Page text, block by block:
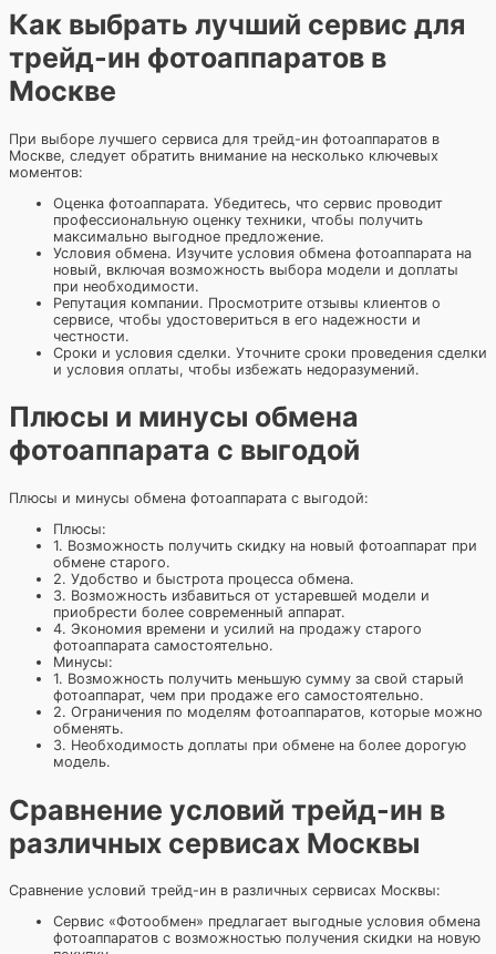
Как выбрать лучший сервис для
трейд-ин фотоаппаратов в
Москве
При выборе лучшего сервиса для трейд-ин фотоаппаратов в
Москве, следует обратить внимание на несколько ключевых
моментов:
Оценка фотоаппарата. Убедитесь, что сервис проводит
профессиональную оценку техники, чтобы получить
максимально выгодное предложение.
Условия обмена. Изучите условия обмена фотоаппарата на
новый, включая возможность выбора модели и доплаты
при необходимости.
Репутация компании. Просмотрите отзывы клиентов о
сервисе, чтобы удостовериться в его надежности и
честности.
Сроки и условия сделки. Уточните сроки проведения сделки
и условия оплаты, чтобы избежать недоразумений.
Плюсы и минусы обмена
фотоаппарата с выгодой
Плюсы и минусы обмена фотоаппарата с выгодой:
Плюсы:
1. Возможность получить скидку на новый фотоаппарат при
обмене старого.
2. Удобство и быстрота процесса обмена.
3. Возможность избавиться от устаревшей модели и
приобрести более современный аппарат.
4. Экономия времени и усилий на продажу старого
фотоаппарата самостоятельно.
Минусы:
1. Возможность получить меньшую сумму за свой старый
фотоаппарат, чем при продаже его самостоятельно.
2. Ограничения по моделям фотоаппаратов, которые можно
обменять.
3. Необходимость доплаты при обмене на более дорогую
модель.
Сравнение условий трейд-ин в
различных сервисах Москвы
Сравнение условий трейд-ин в различных сервисах Москвы:
Сервис «Фотообмен» предлагает выгодные условия обмена
фотоаппаратов с возможностью получения скидки на новую